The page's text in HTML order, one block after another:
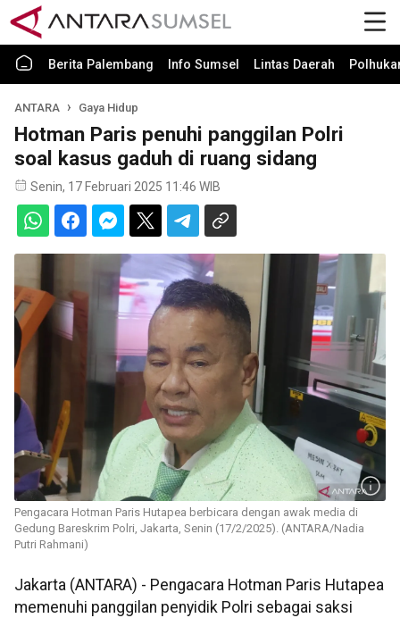
Berita Palembang Info Sumsel Lintas Daerah
ANTARA Gaya Hidup
Hotman Paris penuhi panggilan Polri
soal kasus gaduh di ruang sidang
Senin, 17 Februari 2025 11:46 WIB
Pengacara Hotman Paris Hutapea berbicara dengan awak media di
Gedung Bareskrim Polri, Jakarta, Senin (17/2/2025). (ANTARA/Nadia
Putri Rahmani)
Jakarta (ANTARA) - Pengacara Hotman Paris Hutapea
memenuhi panggilan penyidik Polri sebagai saksi